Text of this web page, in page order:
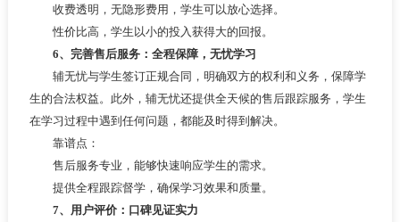
收费透明，无隐形费用，学生可以放心选择。
性价比高，学生以小的投入获得大的回报。
6、完善售后服务：全程保障，无忧学习
辅无忧与学生签订正规合同，明确双方的权利和义务，保障学
生的合法权益。此外，辅无忧还提供全天候的售后跟踪服务，学生
在学习过程中遇到任何问题，都能及时得到解决。
靠谱点：
售后服务专业，能够快速响应学生的需求。
提供全程跟踪督学，确保学习效果和质量。
7、用户评价：口碑见证实力